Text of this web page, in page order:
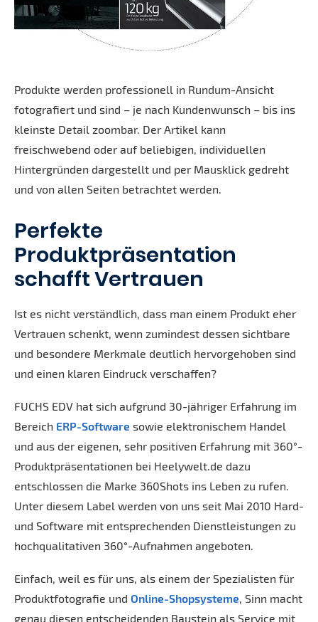
Produkte werden professionell in Rundum-Ansicht
fotografiert und sind – je nach Kundenwunsch – bis ins
kleinste Detail zoombar. Der Artikel kann
freischwebend oder auf beliebigen, individuellen
Hintergründen dargestellt und per Mausklick gedreht
und von allen Seiten betrachtet werden.
Perfekte
Produktpräsentation
schafft Vertrauen
Ist es nicht verständlich, dass man einem Produkt eher
Vertrauen schenkt, wenn zumindest dessen sichtbare
und besondere Merkmale deutlich hervorgehoben sind
und einen klaren Eindruck verschaffen?
FUCHS EDV hat sich aufgrund 30-jähriger Erfahrung im
Bereich ERP-Software sowie elektronischem Handel
und aus der eigenen, sehr positiven Erfahrung mit 360°-
Produktpräsentationen bei Heelywelt.de dazu
entschlossen die Marke 360Shots ins Leben zu rufen.
Unter diesem Label werden von uns seit Mai 2010 Hard-
und Software mit entsprechenden Dienstleistungen zu
hochqualitativen 360°-Aufnahmen angeboten.
Einfach, weil es für uns, als einem der Spezialisten für
Produktfotografie und Online-Shopsysteme, Sinn macht
genau diesen entscheidenden Baustein als Service mit